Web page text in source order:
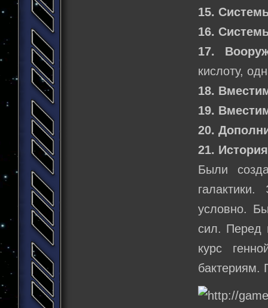
15.
16.
17.
кислоту,
18.
19.
20.
21.
Были
условно.
сил. Перед
курс
бактериям.